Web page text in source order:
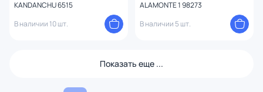
KANDANCHU 6515
В наличии 10 шт.
ALAMONTE 1 98273
В наличии 5 шт.
Показать еще ...